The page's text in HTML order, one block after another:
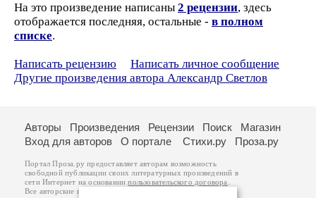
На это произведение написаны 2 рецензии, здесь
отображается последняя, остальные - в полном
списке.
Написать рецензию
Написать личное сообщение
Другие произведения автора Александр Светлов
Авторы Произведения Рецензии Поиск
Магазин
Вход для авторов
О портале Стихи.ру Проза.ру
Портал Проза.ру предоставляет авторам возможность
свободной публикации своих литературных произведений в
сети Интернет на основаниипользовательского договора
Все авторские права на произведения принадлежат авторам